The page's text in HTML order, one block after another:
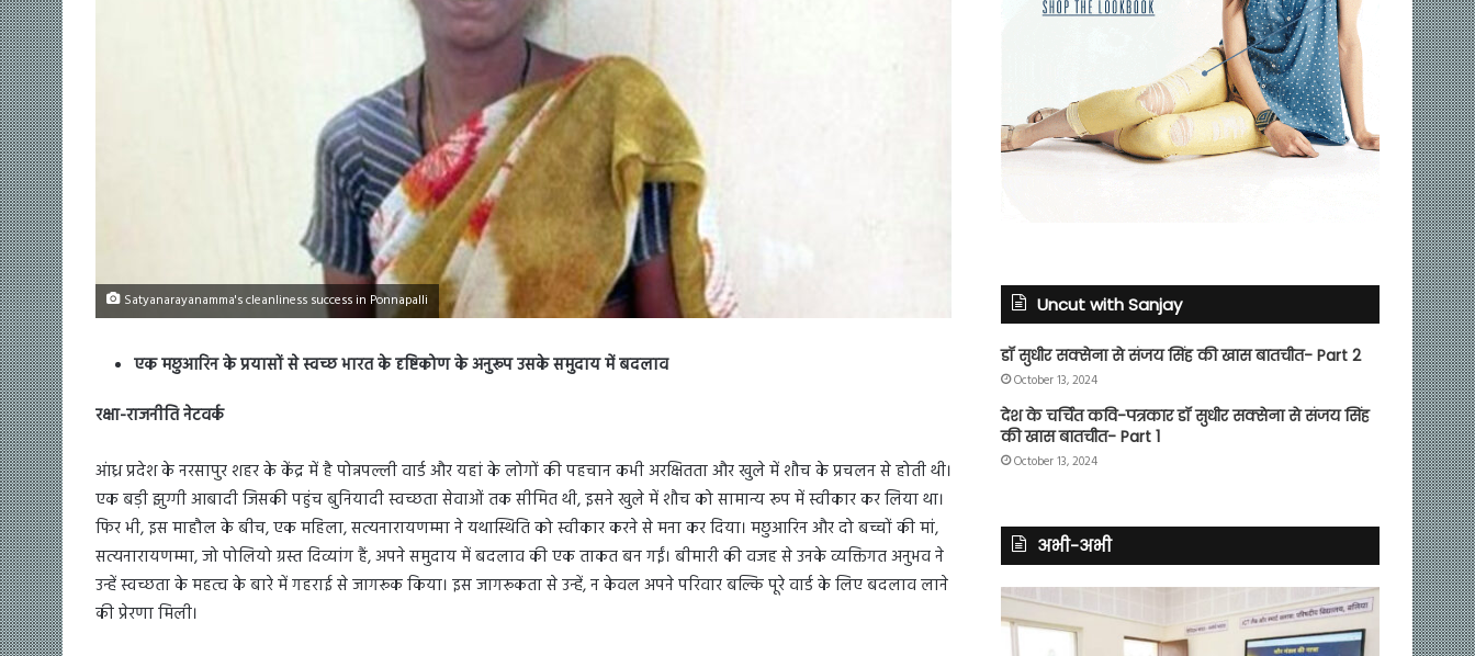
Satyanarayanamma's cleanliness success in Ponnapalli
एक मछुआरिन के प्रयासों से स्वच्छ भारत के दृष्टिकोण के अनुरूप उसके समुदाय में बदलाव
रक्षा-राजनीति नेटवर्क
आंध्र प्रदेश के नरसापुर शहर के केंद्र में है पोन्नपल्ली वार्ड और यहां के लोगों की पहचान कभी अरक्षितता और खुले में शौच के प्रचलन से होती थी।
एक बड़ी झुग्गी आबादी जिसकी पहुंच बुनियादी स्वच्छता सेवाओं तक सीमित थी, इसने खुले में शौच को सामान्य रूप में स्वीकार कर लिया था।
फिर भी, इस माहौल के बीच, एक महिला, सत्यनारायणम्मा ने यथास्थिति को स्वीकार करने से मना कर दिया। मछुआरिन और दो बच्चों की मां,
सत्यनारायणम्मा, जो पोलियो ग्रस्त दिव्यांग हैं, अपने समुदाय में बदलाव की एक ताकत बन गईं। बीमारी की वजह से उनके व्यक्तिगत अनुभव ने
उन्हें स्वच्छता के महत्व के बारे में गहराई से जागरूक किया। इस जागरूकता से उन्हें, न केवल अपने परिवार बल्कि पूरे वार्ड के लिए बदलाव लाने
की प्रेरणा मिली।
Uncut with Sanjay
डॉ सुधीर सक्सेना से संजय सिंह की खास बातचीत- Part 2
October 13, 2024
देश के चर्चित कवि-पत्रकार डॉ सुधीर सक्सेना से संजय सिंह
की खास बातचीत- Part 1
October 13, 2024
अभी-अभी